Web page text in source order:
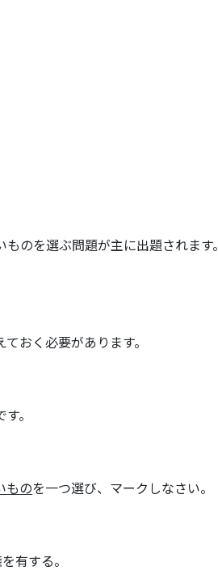
のを選ぶ問題が主に出題されます。
おく必要があります。
。
ものを一つ選び、マークしなさい。
有する。